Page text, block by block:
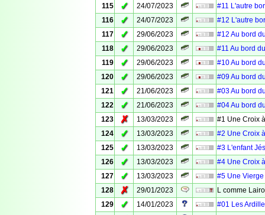
115
✓ 24/07/2023
#11 L'autre
116
✓ 24/07/2023
#12 L'autre
117
✓ 29/06/2023
#12 Au bord
118
✓ 29/06/2023
#11 Au bord
119
✓ 29/06/2023
#10 Au bord
120
✓ 29/06/2023
#09 Au bord
121
✓ 21/06/2023
#03 Au bord
122
✓ 21/06/2023
#04 Au bord
123
✗ 13/03/2023
#1 Une Croix
124
✓ 13/03/2023
#2 Une Croix
125
✓ 13/03/2023
#3 L'enfant
126
✓ 13/03/2023
#4 Une Croix
127
✓ 13/03/2023
#5 Une
128
✗ 29/01/2023
L comme
129
✓ 14/01/2023
#01 Les